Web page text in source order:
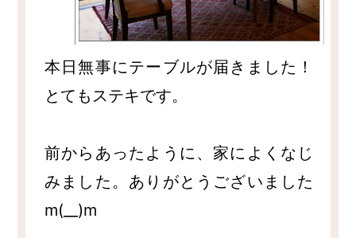
本日無事にテーブルが届きました！
とてもステキです。
前からあったように、家によくなじ
みました。ありがとうございました
m(__)m